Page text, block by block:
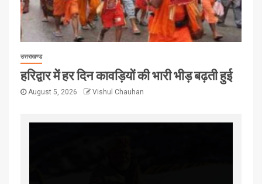
उत्तराखण्ड
हरिद्वार में हर दिन कावड़ियों की भारी भीड़ बढ़ती हुई
August 5, 2026 Vishul Chauhan